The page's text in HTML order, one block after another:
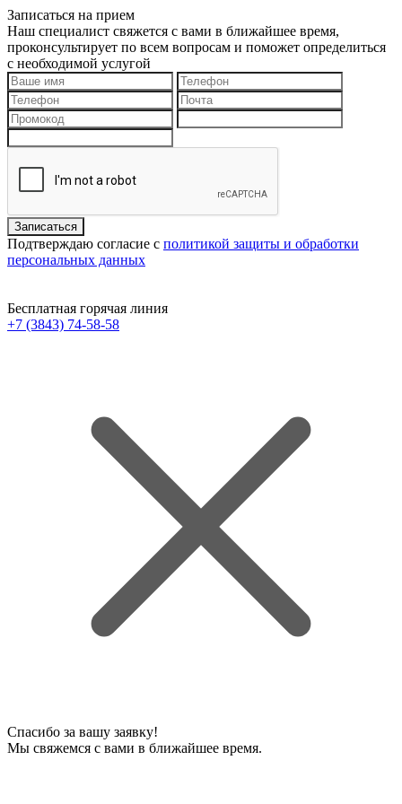
Записаться на прием
Наш специалист свяжется с вами в ближайшее время,
проконсультирует по всем вопросам и поможет определиться
с необходимой услугой
Подтверждаю согласие с политикой защиты и обработки
персональных данных
Бесплатная горячая линия
+7 (3843) 74-58-58
Спасибо за вашу заявку!
Мы свяжемся с вами в ближайшее время.